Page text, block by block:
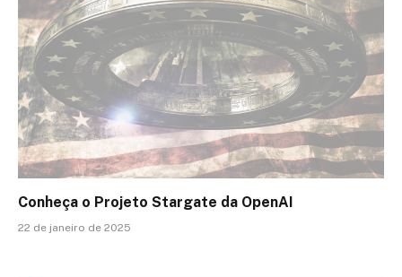
Conheça o Projeto Stargate da OpenAI
22 de janeiro de 2025